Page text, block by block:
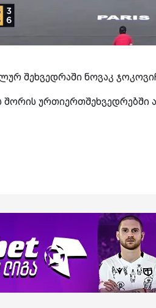
შეხვედრაში ნოვაკ
ურთიერთშეხვედრებში